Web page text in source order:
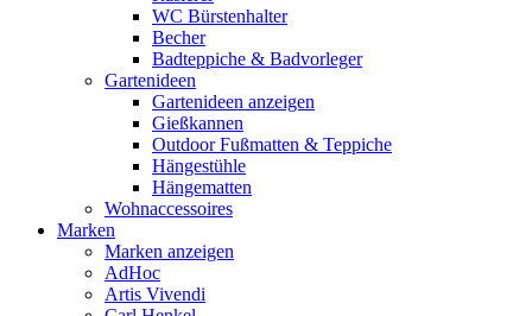
WC Bürstenhalter
Becher
Badteppiche & Badvorleger
Gartenideen
Gartenideen anzeigen
Gießkannen
Outdoor Fußmatten & Teppiche
Hängestühle
Hängematten
Wohnaccessoires
Marken
Marken anzeigen
AdHoc
Artis Vivendi